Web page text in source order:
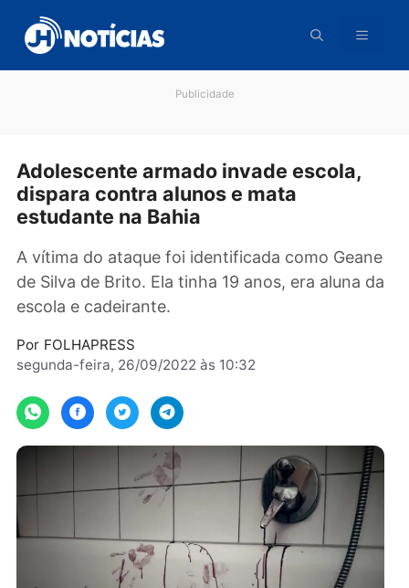
para
conteúdo
Adolescente armado invade escola,
dispara contra alunos e mata
A vítima do ataque foi identificada como
de Silva de Brito. Ela tinha 19 anos, era aluna
escola e cadeirante.
segunda-feira, 26/09/2022 às 10:32